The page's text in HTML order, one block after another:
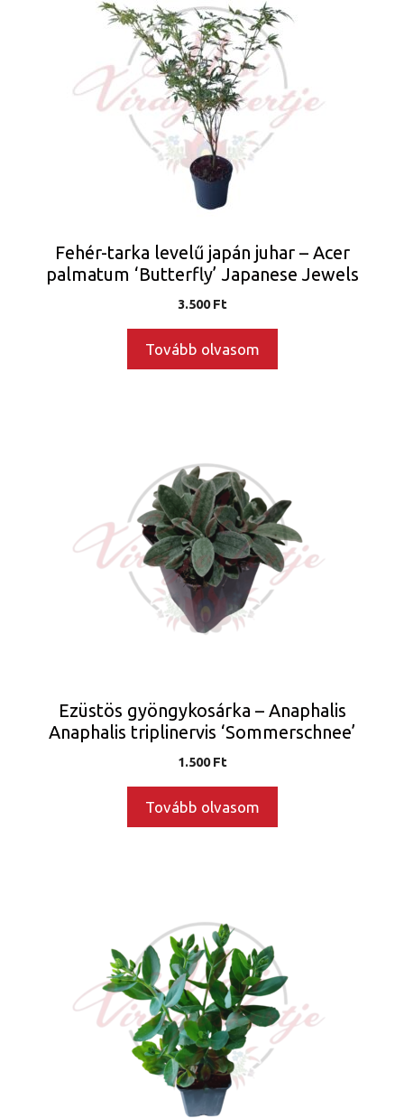
Fehér-tarka levelű japán juhar – Acer
palmatum ‘Butterfly’ Japanese Jewels
3.500Ft
Tovább olvasom
Ezüstös gyöngykosárka – Anaphalis
Anaphalis triplinervis ‘Sommerschnee’
1.500Ft
Tovább olvasom